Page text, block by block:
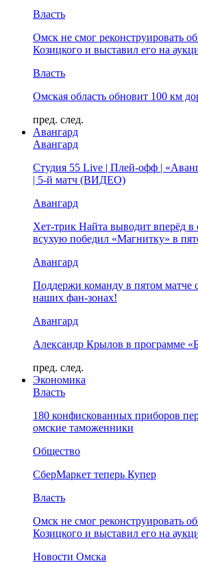
Власть
Омск не смог реконструировать
Козицкого и выставил его на
Власть
Омская область обновит 100 км
пред. след.
Авангард
Авангард
Студия 55 Live | Плей-офф |
| 5-й матч (ВИДЕО)
Авангард
Хет-трик Найта выводит вперёд в
всухую победил «Магнитку» в
Авангард
Поддержи команду в пятом матче
наших фан-зонах!
Авангард
Александр Крылов в программе
пред. след.
Экономика
Власть
180 конфискованных приборов
омские таможенники
Общество
СберМаркет теперь Купер
Власть
Омск не смог реконструировать
Козицкого и выставил его на
Новости Омска